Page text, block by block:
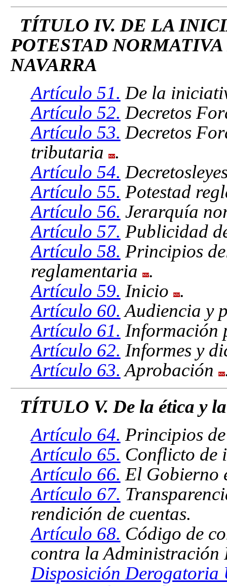
TÍTULO IV. DE LA
POTESTAD
NAVARRA
Artículo 51. De la
Artículo 52. Decretos
Artículo 53. Decretos
tributaria .
Artículo 54.
Artículo 55. Potestad
Artículo 56. Jerarquía
Artículo 57. Publicidad
Artículo 58. Principios
reglamentaria .
Artículo 59. Inicio .
Artículo 60. Audiencia y
Artículo 61. Información
Artículo 62. Informes y
Artículo 63. Aprobación
TÍTULO V. De la ética y
Artículo 64. Principios
Artículo 65. Conflicto de
Artículo 66. El Gobierno
Artículo 67.
rendición de cuentas.
Artículo 68. Código de
contra la
Disposición Derogatoria